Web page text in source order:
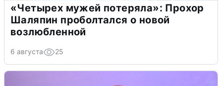
«Четырех мужей потеряла»: Прохор
Шаляпин проболтался о новой
возлюбленной
6 августа 25